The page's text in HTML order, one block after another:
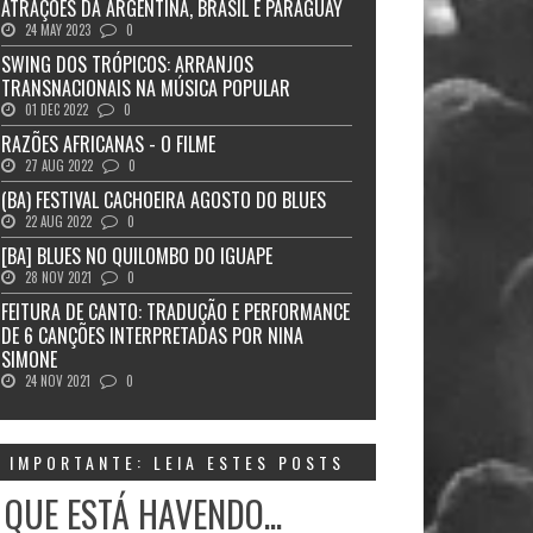
ATRAÇÕES DA ARGENTINA, BRASIL E PARAGUAY
24 MAY 2023 0
SWING DOS TRÓPICOS: ARRANJOS
TRANSNACIONAIS NA MÚSICA POPULAR
01 DEC 2022 0
RAZÕES AFRICANAS - O FILME
27 AUG 2022 0
(BA) FESTIVAL CACHOEIRA AGOSTO DO BLUES
22 AUG 2022 0
[BA] BLUES NO QUILOMBO DO IGUAPE
28 NOV 2021 0
FEITURA DE CANTO: TRADUÇÃO E PERFORMANCE
DE 6 CANÇÕES INTERPRETADAS POR NINA
SIMONE
24 NOV 2021 0
IMPORTANTE: LEIA ESTES POSTS
ESTÁ HAVENDO...